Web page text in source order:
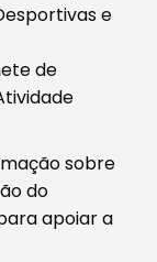
e
de
sobre
do
apoiar a